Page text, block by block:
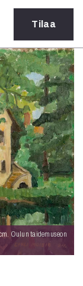
Tilaa
Oulun taidemuseon